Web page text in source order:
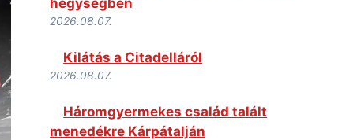
2026.08.07.
Kilátás a Citadelláról
2026.08.07.
Háromgyermekes család talált
menedékre Kárpátalján